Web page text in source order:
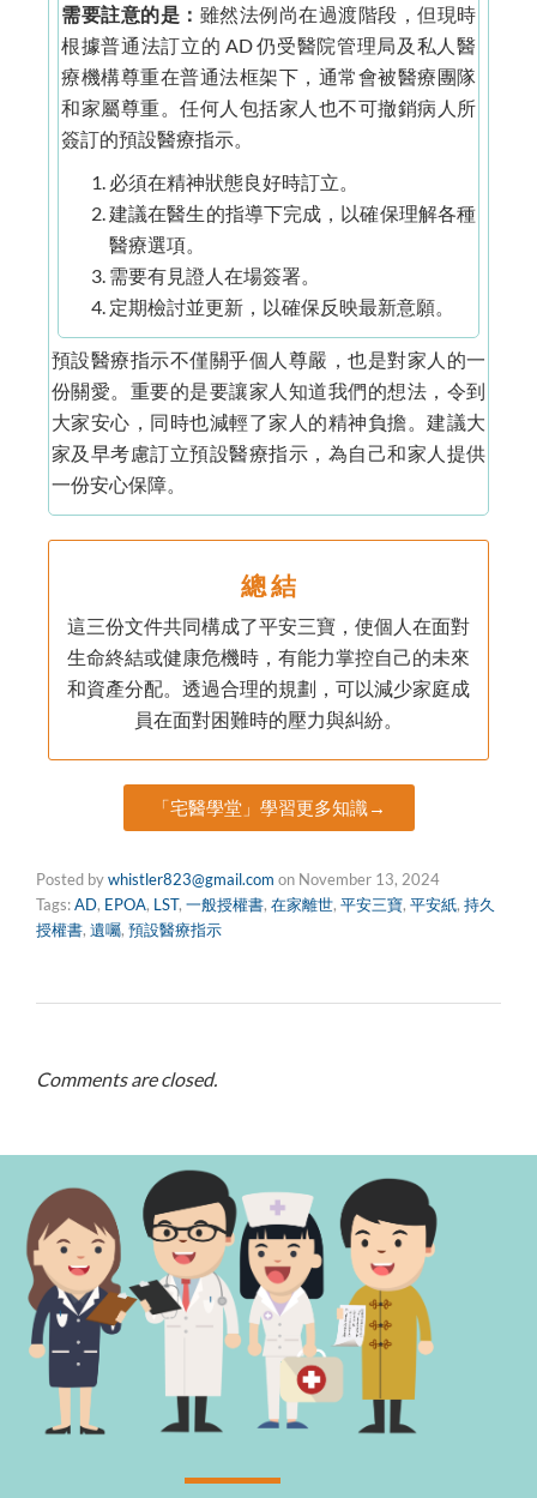
需要註意的是： 雖然法例尚在過渡階段，但現時
根據普通法訂立的 AD 仍受醫院管理局及私人醫
療機構尊重在普通法框架下，通常會被醫療團隊
和家屬尊重。任何人包括家人也不可撤銷病人所
簽訂的預設醫療指示。
必須在精神狀態良好時訂立。
建議在醫生的指導下完成，以確保理解各種
醫療選項。
需要有見證人在場簽署。
定期檢討並更新，以確保反映最新意願。
預設醫療指示不僅關乎個人尊嚴，也是對家人的一
份關愛。重要的是要讓家人知道我們的想法，令到
大家安心，同時也減輕了家人的精神負擔。建議大
家及早考慮訂立預設醫療指示，為自己和家人提供
一份安心保障。
總 結
這三份文件共同構成了平安三寶，使個人在面對
生命終結或健康危機時，有能力掌控自己的未來
和資產分配。透過合理的規劃，可以減少家庭成
員在面對困難時的壓力與糾紛。
「宅醫學堂」學習更多知識→
Posted bywhistler823@gmail.com on November 13, 2024
Tags:AD, EPOA, LST, 一般授權書, 在家離世, 平安三寶, 平安紙, 持久
授權書, 遺囑, 預設醫療指示
Comments are closed.